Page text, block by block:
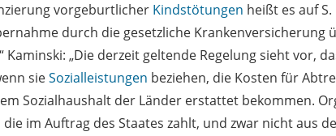
vorgeburtlicher Kindstötungen heißt es auf S.
durch die gesetzliche Krankenversicherung
Kaminski: „Die derzeit geltende Regelung sieht vor,
sieSozialleistungen beziehen, die Kosten für
Sozialhaushalt der Länder erstattet bekommen.
im Auftrag des Staates zahlt, und zwar nicht aus